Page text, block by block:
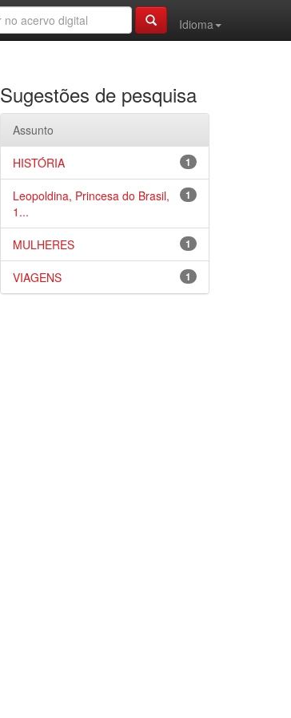
Idioma
Sugestões de pesquisa
Assunto
1
HISTÓRIA
1
Leopoldina, Princesa do Brasil,
1...
1
MULHERES
1
VIAGENS